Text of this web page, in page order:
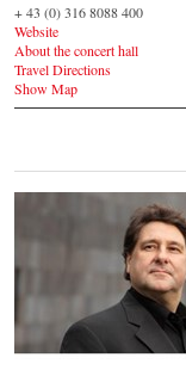
+ 43 (0) 316 8088 400
Website
About the concert hall
Travel Directions
Show Map